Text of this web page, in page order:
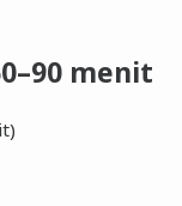
menit